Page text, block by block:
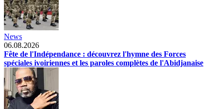
News
06.08.2026
Fête de l'Indépendance : découvrez l'hymne des Forces
spéciales ivoiriennes et les paroles complètes de l'Abidjanaise